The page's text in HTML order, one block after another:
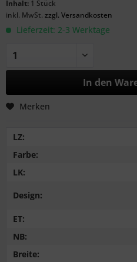
Inhalt: 1 Stück
inkl. MwSt. zzgl. Versandkosten
Lieferzeit: 2-3 Werktage
In den
Merken
LZ:
Farbe:
LK:
Design:
ET:
NB:
Breite: